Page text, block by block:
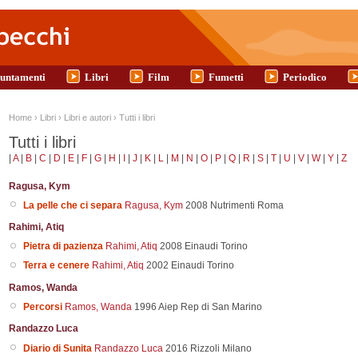
Libri Film Fumetti Periodico
Tu sei qui
Home › Libri › Libri e autori › Tutti i libri
Tutti i libri
| A | B | C | D | E | F | G | H | I | J | K | L | M | N | O | P | Q | R | S | T | U | V | W | Y | Z
Ragusa, Kym
La pelle che ci separa Ragusa, Kym 2008 Nutrimenti Roma
Rahimi, Atiq
Pietra di pazienza Rahimi, Atiq 2008 Einaudi Torino
Terra e cenere Rahimi, Atiq 2002 Einaudi Torino
Ramos, Wanda
Percorsi Ramos, Wanda 1996 Aiep Rep di San Marino
Randazzo Luca
Diario di Sunita Randazzo Luca 2016 Rizzoli Milano